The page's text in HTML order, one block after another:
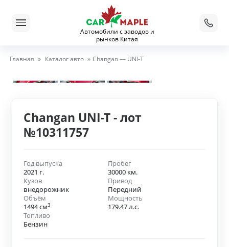
Автомобили с заводов и
рынков Китая
Главная » Каталог авто » Changan — UNI-T
Changan UNI-T - лот
№10311757
Год выпуска
2021 г.
Пробег
30000 км.
Кузов
внедорожник
Привод
Передний
Объём
1494 см3
Мощность
179.47 л.с.
Топливо
Бензин